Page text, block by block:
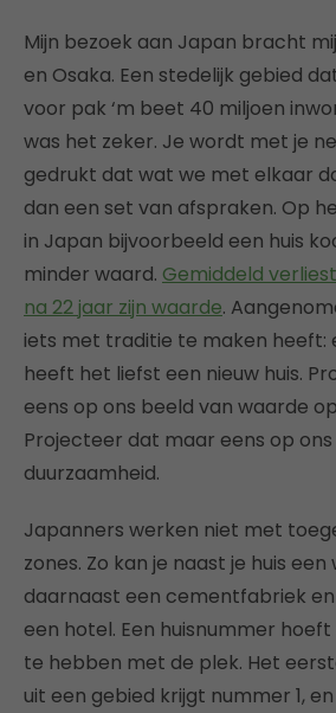
Mijn bezoek aan Japan bracht
en Osaka. Een stedelijk gebied
voor pak ‘m beet 40 miljoen
was het zeker. Je wordt met je
gedrukt dat wat we met elkaar
dan een set van afspraken. Op
in Japan bijvoorbeeld een huis
minder waard. Gemiddeld
na 22 jaar zijn waarde.
iets met traditie te maken heeft:
heeft het liefst een nieuw huis.
eens op ons beeld van waarde
Projecteer dat maar eens op
duurzaamheid.
Japanners werken niet met
zones. Zo kan je naast je huis
daarnaast een cementfabriek
een hotel. Een huisnummer
te hebben met de plek. Het
uit een gebied krijgt nummer 1,